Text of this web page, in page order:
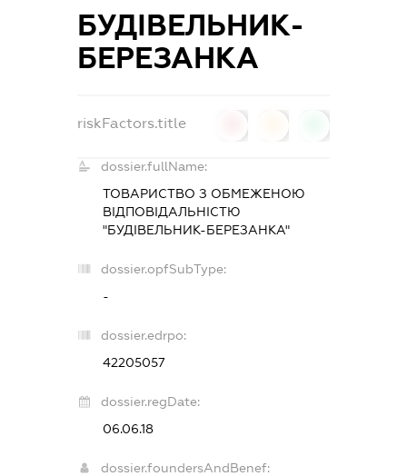
БУДІВЕЛЬНИК-
БЕРЕЗАНКА
riskFactors.title
dossier.fullName:
ТОВАРИСТВО З ОБМЕЖЕНОЮ
ВІДПОВІДАЛЬНІСТЮ
"БУДІВЕЛЬНИК-БЕРЕЗАНКА"
dossier.opfSubType:
-
dossier.edrpo:
42205057
dossier.regDate:
06.06.18
dossier.foundersAndBenef: